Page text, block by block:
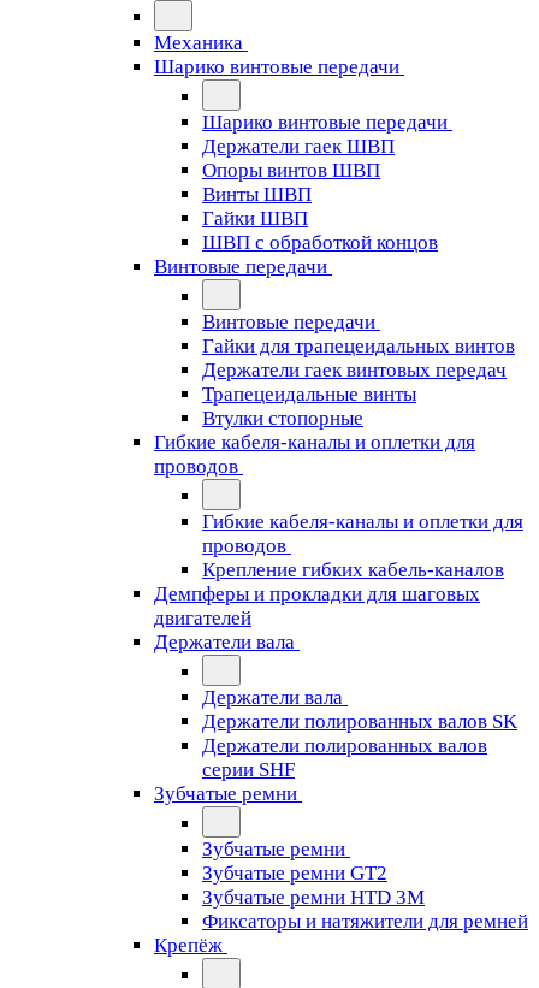
Механика
Шарико винтовые передачи
Шарико винтовые передачи
Держатели гаек ШВП
Опоры винтов ШВП
Винты ШВП
Гайки ШВП
ШВП с обработкой концов
Винтовые передачи
Винтовые передачи
Гайки для трапецеидальных винтов
Держатели гаек винтовых передач
Трапецеидальные винты
Втулки стопорные
Гибкие кабеля-каналы и оплетки для
проводов
Гибкие кабеля-каналы и оплетки для
проводов
Крепление гибких кабель-каналов
Демпферы и прокладки для шаговых
двигателей
Держатели вала
Держатели вала
Держатели полированных валов SK
Держатели полированных валов
серии SHF
Зубчатые ремни
Зубчатые ремни
Зубчатые ремни GT2
Зубчатые ремни HTD 3M
Фиксаторы и натяжители для ремней
Крепёж